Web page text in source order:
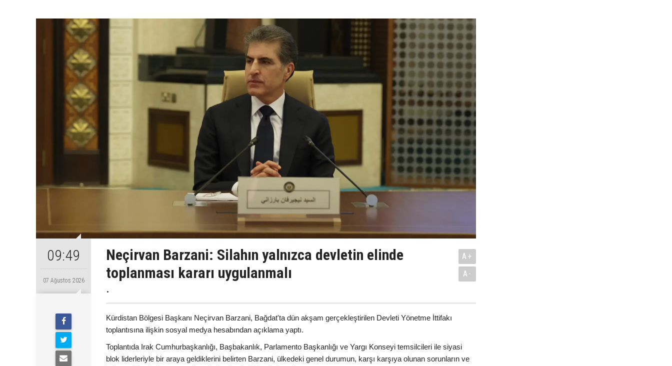
09:49
07 Ağustos 2026
Neçirvan Barzani: Silahın yalnızca devletin elinde
toplanması kararı uygulanmalı
.
A+
A-
Kürdistan Bölgesi Başkanı Neçirvan Barzani, Bağdat'ta dün akşam gerçekleştirilen Devleti Yönetme İttifakı
toplantısına ilişkin sosyal medya hesabından açıklama yaptı.
Toplantıda Irak Cumhurbaşkanlığı, Başbakanlık, Parlamento Başkanlığı ve Yargı Konseyi temsilcileri ile siyasi
blok liderleriyle bir araya geldiklerini belirten Barzani, ülkedeki genel durumun, karşı karşıya olunan sorunların ve